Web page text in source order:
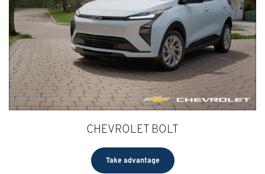
CHEVROLET BOLT
Take advantage